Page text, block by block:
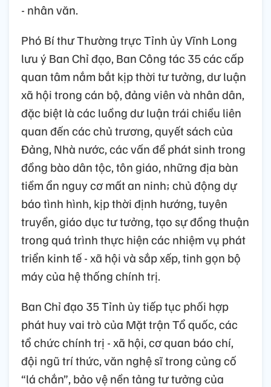
- nhân văn.
Phó Bí thư Thường trực Tỉnh ủy Vĩnh Long
lưu ý Ban Chỉ đạo, Ban Công tác 35 các cấp
quan tâm nắm bắt kịp thời tư tưởng, dư luận
xã hội trong cán bộ, đảng viên và nhân dân,
đặc biệt là các luồng dư luận trái chiều liên
quan đến các chủ trương, quyết sách của
Đảng, Nhà nước, các vấn đề phát sinh trong
đồng bào dân tộc, tôn giáo, những địa bàn
tiềm ẩn nguy cơ mất an ninh; chủ động dự
báo tình hình, kịp thời định hướng, tuyên
truyền, giáo dục tư tưởng, tạo sự đồng thuận
trong quá trình thực hiện các nhiệm vụ phát
triển kinh tế - xã hội và sắp xếp, tinh gọn bộ
máy của hệ thống chính trị.
Ban Chỉ đạo 35 Tỉnh ủy tiếp tục phối hợp
phát huy vai trò của Mặt trận Tổ quốc, các
tổ chức chính trị - xã hội, cơ quan báo chí,
đội ngũ trí thức, văn nghệ sĩ trong củng cố
“lá chắn”, bảo vệ nền tảng tư tưởng của